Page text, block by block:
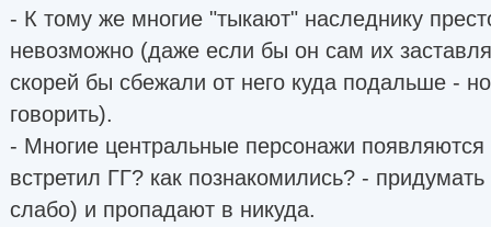
- К тому же многие "тыкают" наследнику
невозможно (даже если бы он сам их
скорей бы сбежали от него куда подальше -
говорить).
- Многие центральные персонажи появляются
встретил ГГ? как познакомились? -
слабо) и пропадают в никуда.